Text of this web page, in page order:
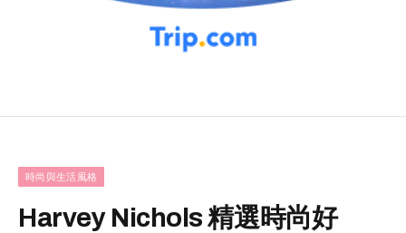
時尚與生活風格
Harvey Nichols 精選時尚好